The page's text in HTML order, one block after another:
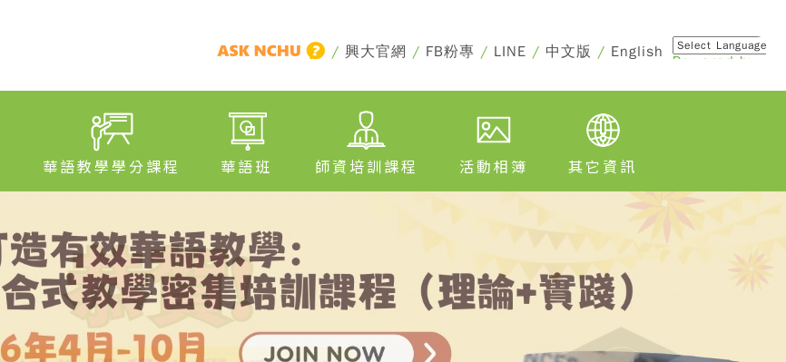
/ 興大官網 / FB粉專 / LINE / 中文版 / English
Powered by
華語教學學分課程 華語班 師資培訓課程 活動相簿 其它資訊